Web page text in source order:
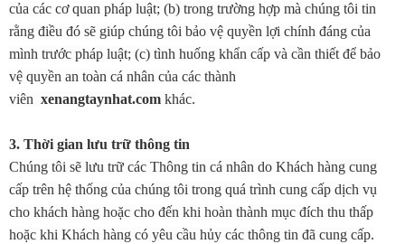
của các cơ quan pháp luật; (b) trong trường hợp mà chúng tôi tin
rằng điều đó sẽ giúp chúng tôi bảo vệ quyền lợi chính đáng của
mình trước pháp luật; (c) tình huống khẩn cấp và cần thiết để bảo
vệ quyền an toàn cá nhân của các thành
viên xenangtaynhat.com khác.
3. Thời gian lưu trữ thông tin
Chúng tôi sẽ lưu trữ các Thông tin cá nhân do Khách hàng cung
cấp trên hệ thống của chúng tôi trong quá trình cung cấp dịch vụ
cho khách hàng hoặc cho đến khi hoàn thành mục đích thu thấp
hoặc khi Khách hàng có yêu cầu hủy các thông tin đã cung cấp.